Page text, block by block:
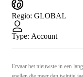
Regio: GLOBAL
Type: Account
Ervaar het nieuwste in een